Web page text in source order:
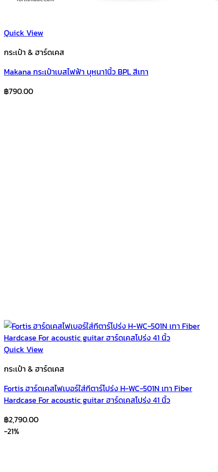
Quick View
กระเป๋า & ฮาร์ดเคส
Makana กระเป๋าเบสไฟฟ้า บุหนา1นิ้ว BPL สีเทา
฿790.00
Quick View
กระเป๋า & ฮาร์ดเคส
Fortis ฮาร์ดเคสไฟเบอร์ใส่กีตาร์โปร่ง H-WC-501N เทา Fiber
Hardcase For acoustic guitar ฮาร์ดเคสโปร่ง 41 นิ้ว
฿2,790.00
-21%